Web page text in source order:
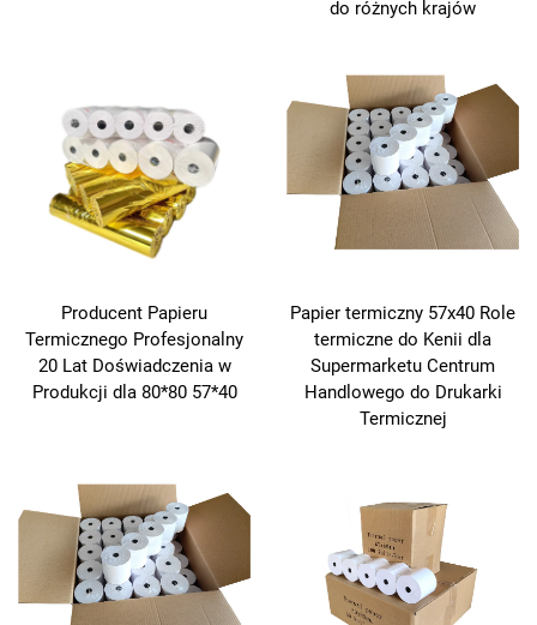
do różnych krajów
Producent Papieru
Termicznego Profesjonalny
20 Lat Doświadczenia w
Produkcji dla 80*80 57*40
Papier termiczny 57x40 Role
termiczne do Kenii dla
Supermarketu Centrum
Handlowego do Drukarki
Termicznej